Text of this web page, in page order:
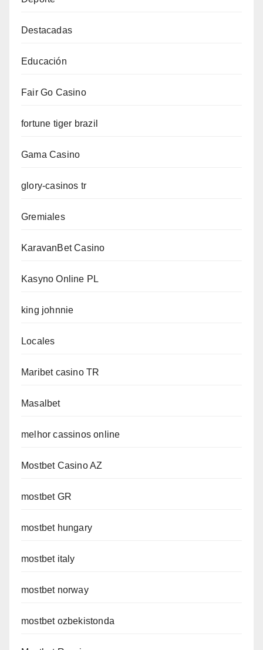
Destacadas
Educación
Fair Go Casino
fortune tiger brazil
Gama Casino
glory-casinos tr
Gremiales
KaravanBet Casino
Kasyno Online PL
king johnnie
Locales
Maribet casino TR
Masalbet
melhor cassinos online
Mostbet Casino AZ
mostbet GR
mostbet hungary
mostbet italy
mostbet norway
mostbet ozbekistonda